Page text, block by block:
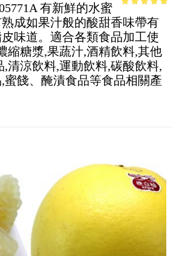
5
有新鮮的水蜜
成如果汁般的酸甜香味帶有
味道。適合各類食品加工使
縮糖漿,果蔬汁,酒精飲料,其他
,清涼飲料,運動飲料,碳酸飲料,
蜜餞、醃漬食品等食品相關產